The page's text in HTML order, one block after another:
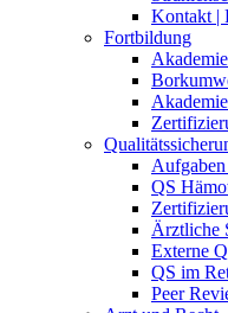
Kontakt |
Fortbildung
Aufgaben
QS
Ärztliche
Externe
QS im
Peer